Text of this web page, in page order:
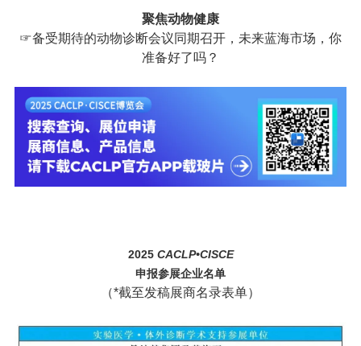
聚焦动物健康
☞备受期待的动物诊断会议同期召开，未来蓝海市场，你
准备好了吗？
2025 CACLP•CISCE
申报参展企业名单
（*截至发稿展商名录表单）